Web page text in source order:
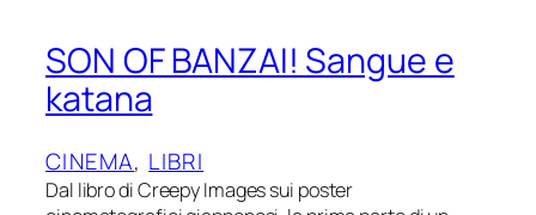
SON OF BANZAI! Sangue e
katana
CINEMA, LIBRI
Dal libro di Creepy Images sui poster